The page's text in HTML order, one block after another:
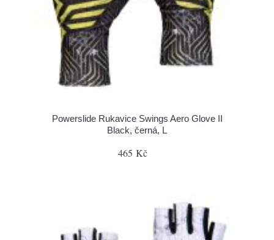
Powerslide Rukavice Swings Aero Glove II
Black, černá, L
465 Kč